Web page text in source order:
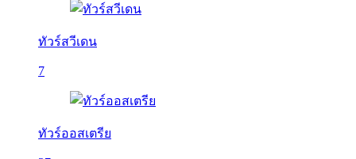
ทัวร์สวีเดน
7
ทัวร์ออสเตรีย